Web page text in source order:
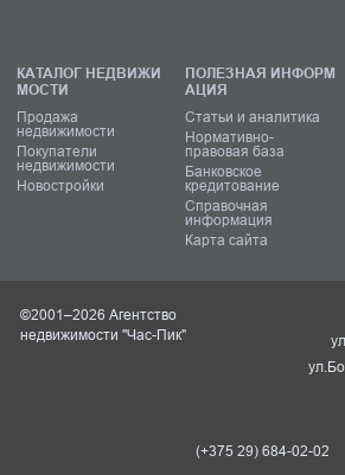
КАТАЛОГ НЕДВИЖИ
МОСТИ
Продажа
недвижимости
Покупатели
недвижимости
Новостройки
ПОЛЕЗНАЯ ИНФОРМ
АЦИЯ
Статьи и аналитика
Нормативно-
правовая база
Банковское
кредитование
Справочная
информация
Карта сайта
©2001–2026 Агентство
недвижимости "Час-Пик"
(+375 29) 684-02-02